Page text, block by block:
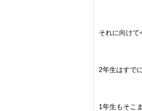
それに向けて
2年生はすで
1年生もそこ